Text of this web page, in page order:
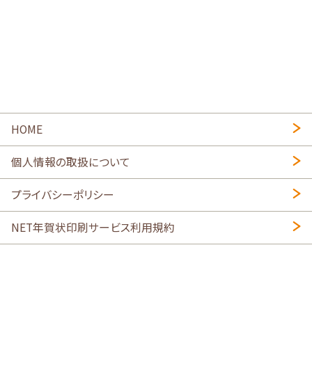
HOME
個人情報の取扱について
プライバシーポリシー
NET年賀状印刷サービス利用規約